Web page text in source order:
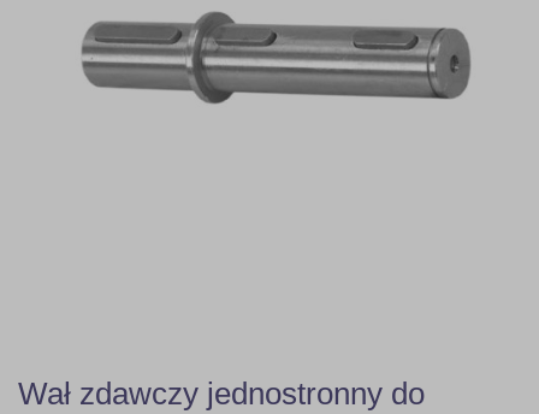
Wał zdawczy jednostronny do